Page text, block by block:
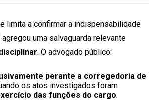
limita a confirmar a indispensabilidade
agregou uma salvaguarda relevante
. O advogado público:
perante a corregedoria de
os atos investigados foram
das funções do cargo.